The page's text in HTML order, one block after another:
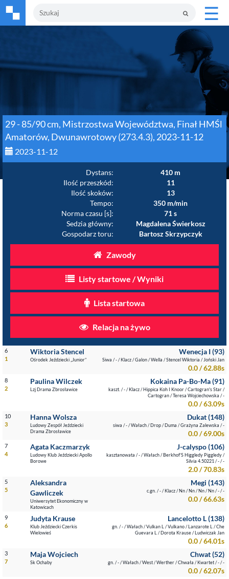
☰
29 - 85/90 cm, Mistrzostwa Województwa, Finał HMŚl
Amatorów, Dwunawrotowy (273.4.3), 2023-11-12
2023-11-12
Dystans:
410 m
Ilość przeszkód:
11
Ilość skoków:
13
Tempo:
350 m/min
Norma czasu [s]:
71 s
Sedzia główny:
Magdalena Świerkosz
Gospodarz toru:
Bartosz Skrzypczyk
Zawody
Listy startowe / Wyniki
Lista startowa
Relacja na żywo
6
1
Wiktoria Stencel
Ośrodek Jeździecki „Junior”
Wenecja I (93)
Siwa / - / Klacz / Galon / Wella / Stencel Wiktoria / Joński Jan
0.0 / 62.88s
8
2
Paulina Wilczek
Lzj Drama Zbrosławice
Kokaina Pa-Bo-Ma (91)
kaszt. / - / Klacz / Hippica Koh I Knoor / Cartogran's Star /
Cartogran / Teresa Wojciechowska / -
0.0 / 63.09s
10
3
Hanna Wolsza
Ludowy Zespół Jeździecki
Drama Zbrosławice
Dukat (148)
siwa / - / Wałach / Drop / Duma / Grażyna Zalewska / -
0.0 / 69.00s
7
4
Agata Kaczmarzyk
Ludowy Klub Jeździecki Apollo
Borowe
J-calyspo (106)
kasztanowata / - / Wałach / Berkhof’S Higgledy Piggledy /
Silvia 4.50221 / - / -
2.0 / 70.83s
5
5
Aleksandra
Gawliczek
Uniwersytet Ekonomiczny w
Katowicach
Megi (143)
c.gn. / - / Klacz / Nn / Nn / Nn / Nn / - / -
0.0 / 66.63s
9
6
Judyta Krause
Klub Jeździecki Czerkis
Wielowieś
Lancelotto L (138)
gn. / - / Wałach / Vulkan L / Vulkano / Lanzarote L / Che
Guevara L / Dorota Krause / Ludwiczak Jan
0.0 / 64.01s
3
7
Maja Wojciech
Sk Ochaby
Chwat (52)
gn. / - / Wałach / West / Werther / Chwała / Kwartet / - / -
0.0 / 62.07s